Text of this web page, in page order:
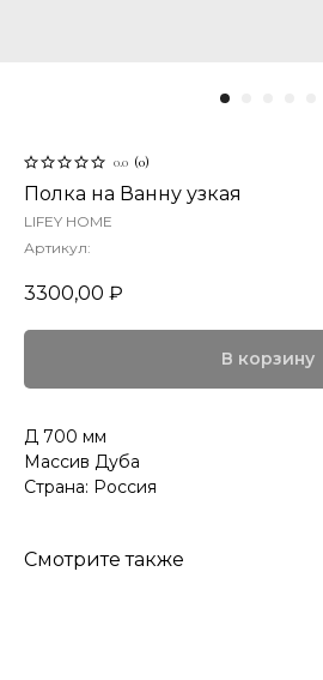
0.0 (0)
Полка на Ванну узкая
LIFEY HOME
Артикул:
3300,00 ₽
В корзину
Д 700 мм
Массив Дуба
Страна: Россия
Смотрите также